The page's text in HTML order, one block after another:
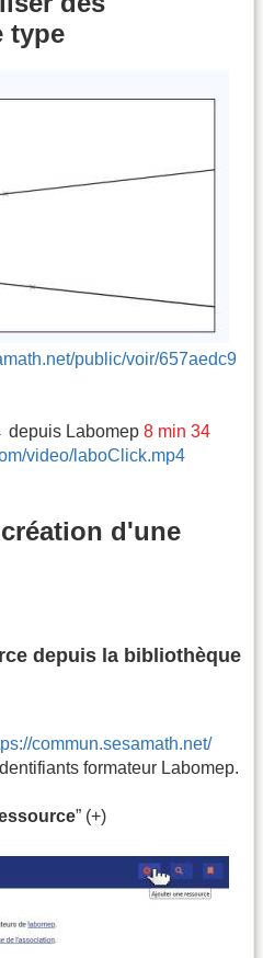
type
public/voir/657aedc9
depuis Labomep 8 min 34
video/laboClick.mp4
d'une
depuis la bibliothèque
commun.sesamath.net/
formateur Labomep.
” (+)